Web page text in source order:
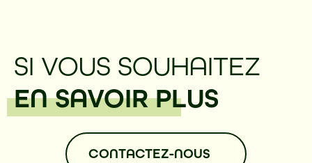
SI VOUS SOUHAITEZ
EN SAVOIR PLUS
CONTACTEZ-NOUS